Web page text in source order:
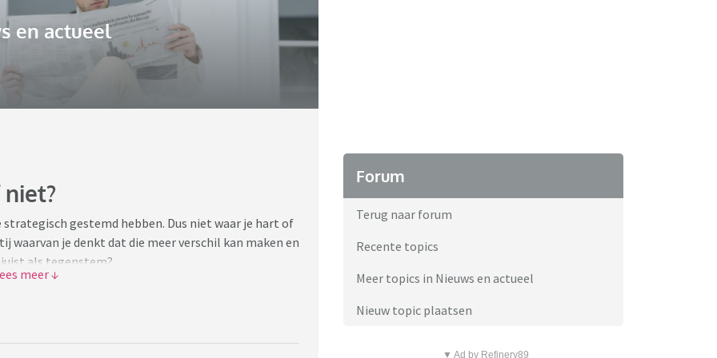
en actueel
gestemd hebben. Dus niet waar je hart of
je denkt dat die meer verschil kan maken en
als tegenstem?
als iedereen zijn eerste keus zou stemmen,
Forum
Terug naar forum
Recente topics
Meer topics in Nieuws en actueel
Nieuw topic plaatsen
▼ Ad by Refinery89